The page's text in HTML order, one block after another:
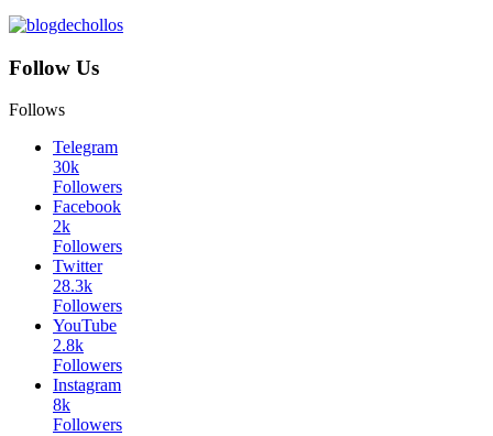
Follow Us
Follows
Telegram
30k
Followers
Facebook
2k
Followers
Twitter
28.3k
Followers
YouTube
2.8k
Followers
Instagram
8k
Followers